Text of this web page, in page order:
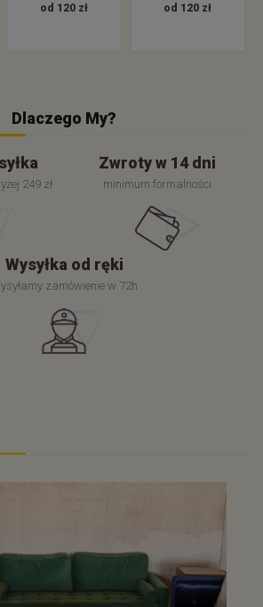
od 120 zł od 120 zł
Dlaczego My?
249 zł
Zwroty w 14 dni
minimum formalności
Wysyłka od ręki
zamówienie w 72h